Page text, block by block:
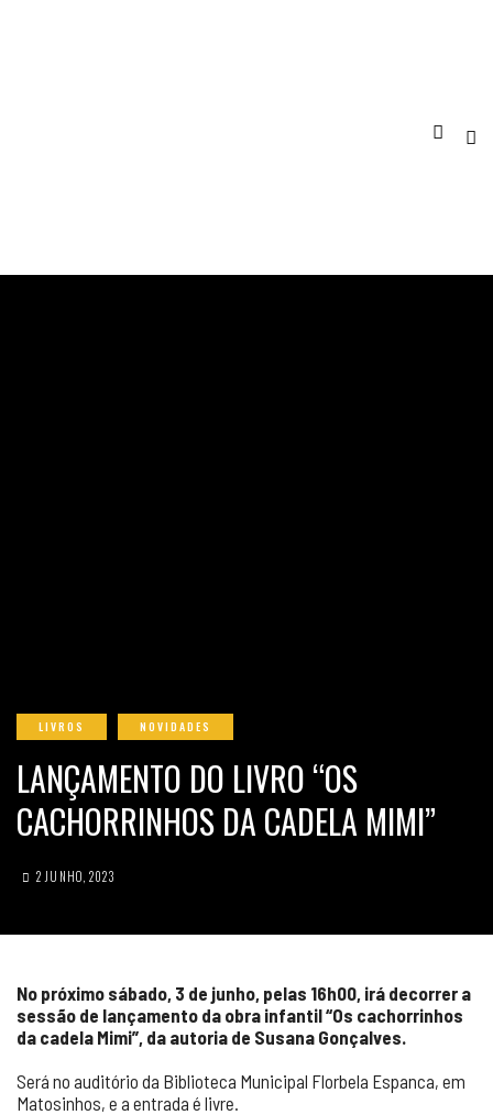
LIVROS NOVIDADES
LANÇAMENTO DO LIVRO “OS
CACHORRINHOS DA CADELA MIMI”
2 JUNHO, 2023
No próximo sábado, 3 de junho, pelas 16h00, irá decorrer a
sessão de lançamento da obra infantil “Os cachorrinhos
da cadela Mimi”, da autoria de Susana Gonçalves.
Será no auditório da Biblioteca Municipal Florbela Espanca, em
Matosinhos, e a entrada é livre.